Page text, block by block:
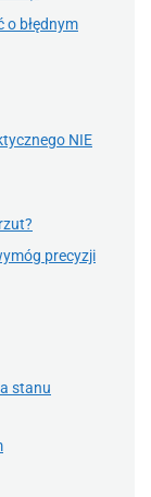
o błędnym
NIE
precyzji
stanu